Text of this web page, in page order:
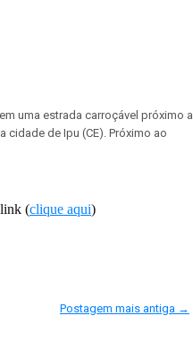
uma estrada carroçável próximo a
cidade de Ipu (CE). Próximo ao
link (clique aqui)
Postagem mais antiga →